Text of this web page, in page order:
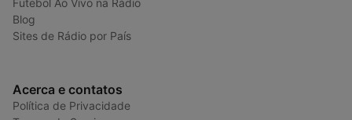
Futebol Ao Vivo na Rádio
Blog
Sites de Rádio por País
Acerca e contatos
Política de Privacidade